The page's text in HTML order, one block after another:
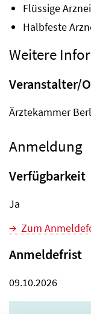
Flüssige
Halbfeste
Weitere
Veranstalter/
Ärztekammer
Anmeldung
Verfügbarkeit
Ja
Zum
Anmeldefrist
09.10.2026